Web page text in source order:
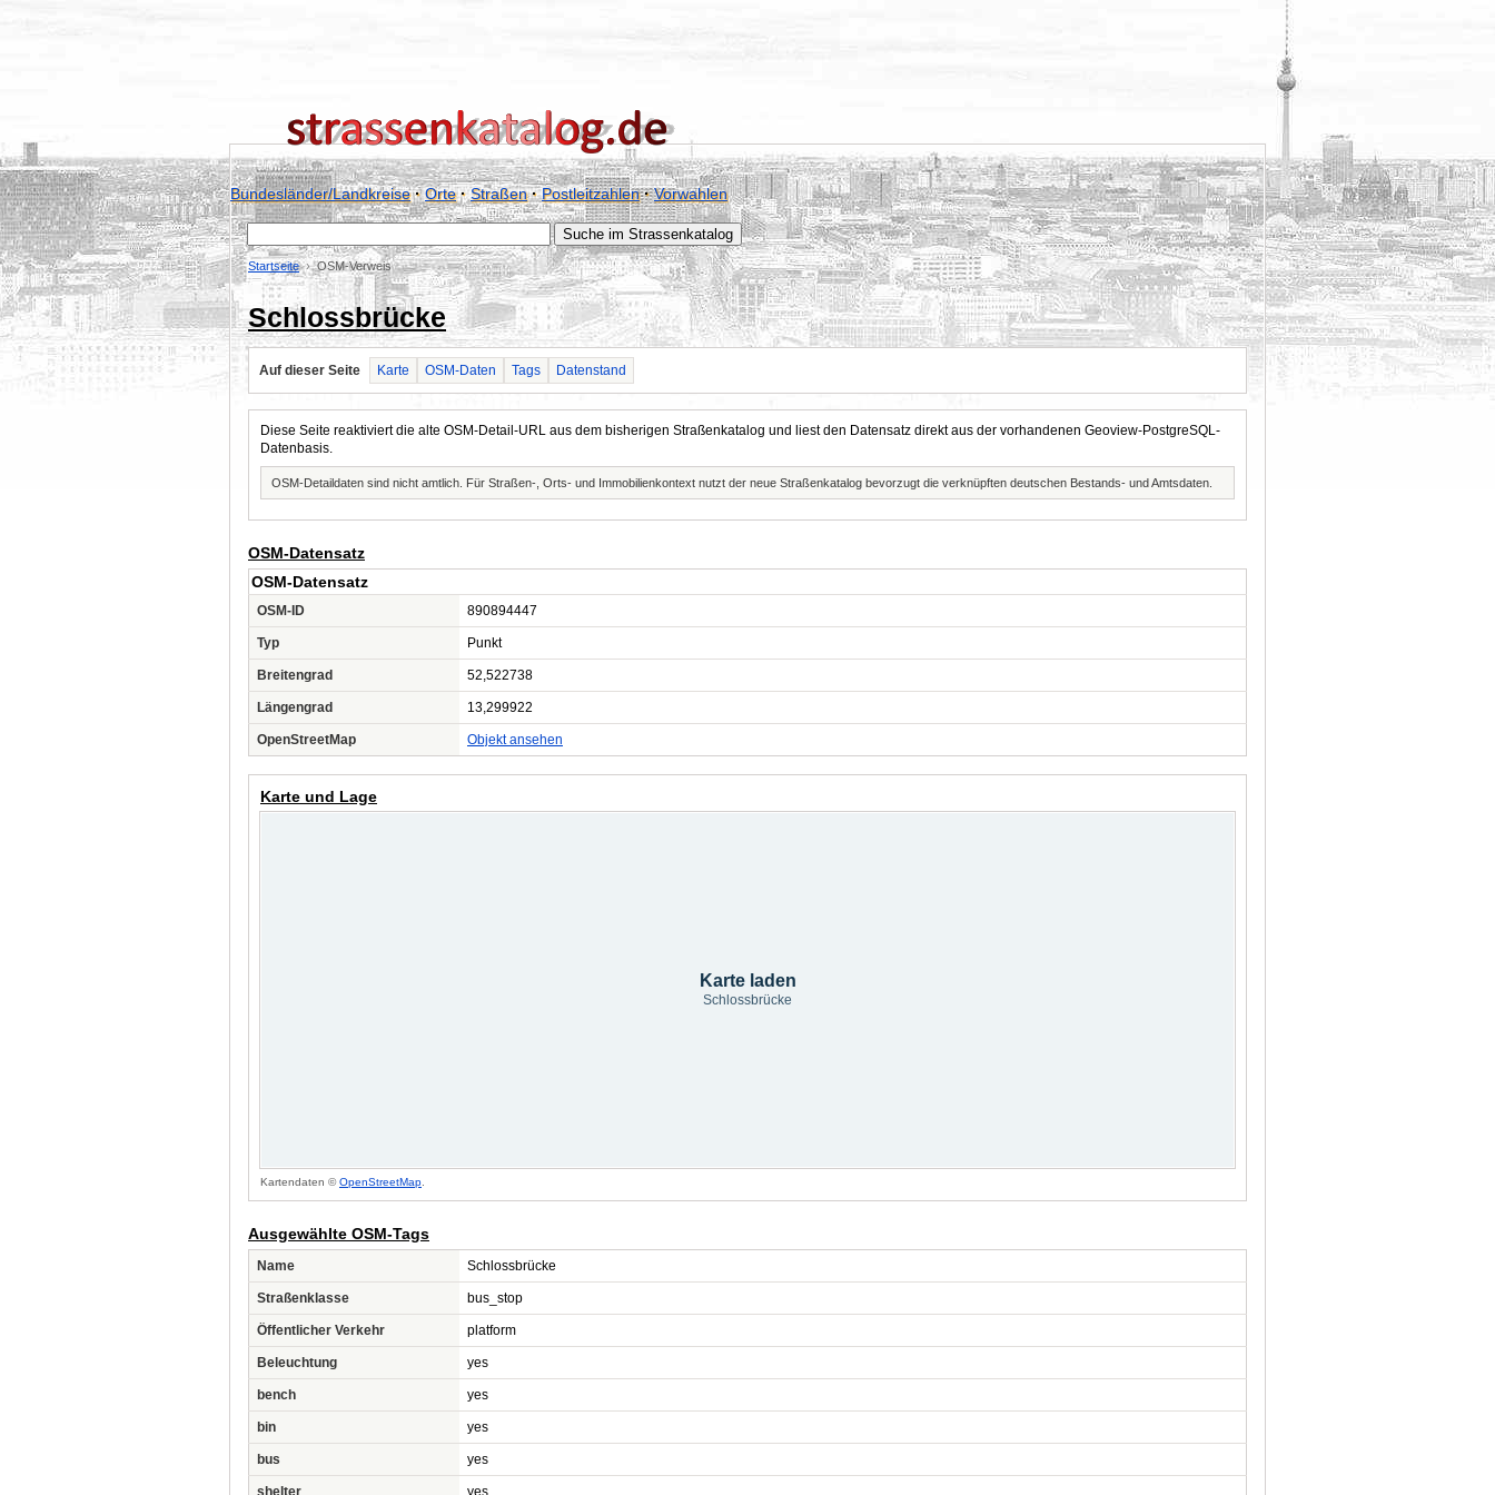
Bundesländer/Landkreise·Orte·Straßen·Postleitzahlen·Vorwahlen
Startseite OSM-Verweis
Schlossbrücke
Auf dieser Seite Karte OSM-Daten Tags Datenstand
Diese Seite reaktiviert die alte OSM-Detail-URL aus dem bisherigen Straßenkatalog und liest den Datensatz direkt aus der vorhandenen Geoview-PostgreSQL-
Datenbasis.
OSM-Detaildaten sind nicht amtlich. Für Straßen-, Orts- und Immobilienkontext nutzt der neue Straßenkatalog bevorzugt die verknüpften deutschen Bestands- und Amtsdaten.
OSM-Datensatz
OSM-Datensatz
OSM-ID 890894447
Typ Punkt
Breitengrad 52,522738
Längengrad 13,299922
OpenStreetMap Objekt ansehen
Karte und Lage
Karte laden
Schlossbrücke
Kartendaten ©OpenStreetMap
Ausgewählte OSM-Tags
Name Schlossbrücke
Straßenklasse bus_stop
Öffentlicher Verkehr platform
Beleuchtung yes
bench yes
bin yes
bus yes
shelter yes